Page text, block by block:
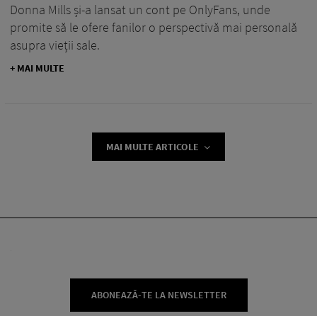
Donna Mills și-a lansat un cont pe OnlyFans, unde
promite să le ofere fanilor o perspectivă mai personală
asupra vieții sale.
+ MAI MULTE
MAI MULTE ARTICOLE
ABONEAZĂ-TE LA NEWSLETTER